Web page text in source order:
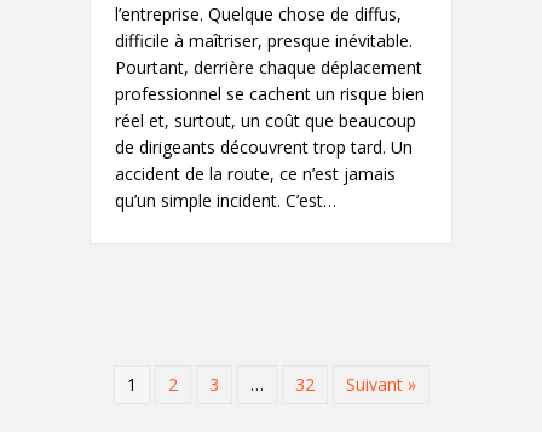
l’entreprise. Quelque chose de diffus,
difficile à maîtriser, presque inévitable.
Pourtant, derrière chaque déplacement
professionnel se cachent un risque bien
réel et, surtout, un coût que beaucoup
de dirigeants découvrent trop tard. Un
accident de la route, ce n’est jamais
qu’un simple incident. C’est…
1 2 3 … 32 Suivant »